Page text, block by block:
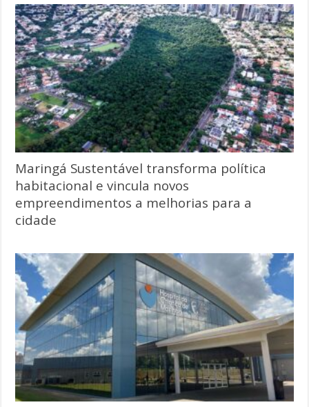
Maringá Sustentável transforma política
habitacional e vincula novos
empreendimentos a melhorias para a
cidade